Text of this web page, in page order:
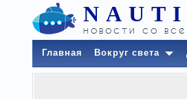
новости со
Главная Вокруг света